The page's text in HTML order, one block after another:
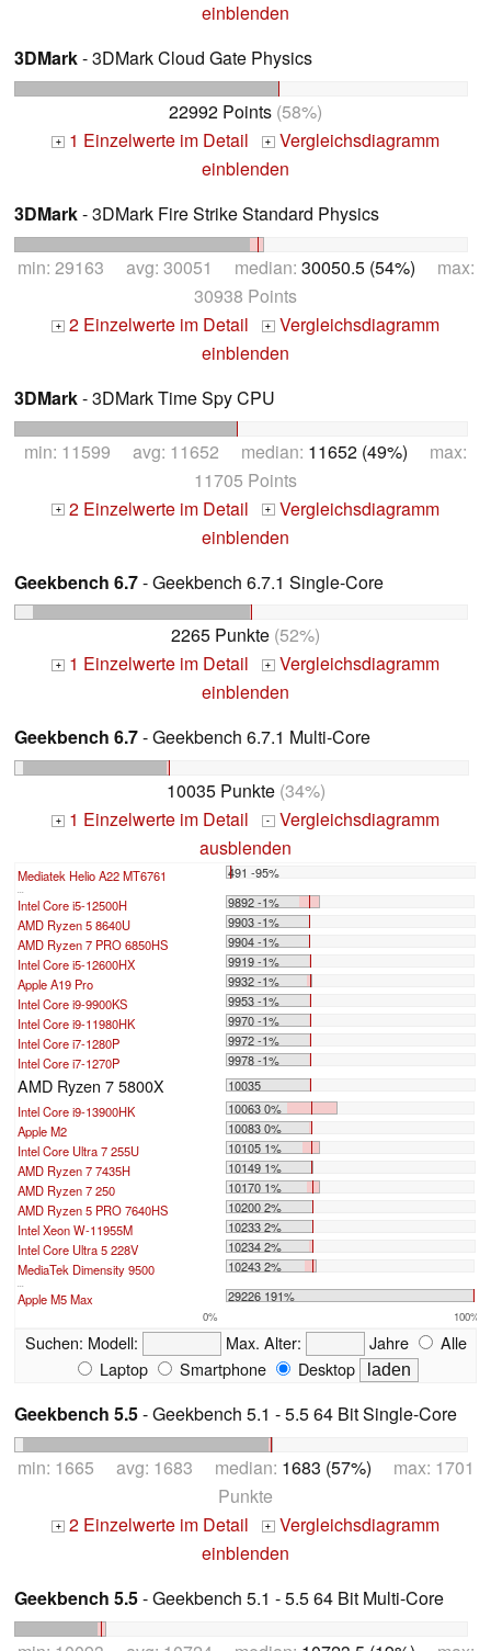
einblenden
3DMark- 3DMark Cloud Gate Physics
22992 Points (58%)
+ 1 Einzelwerte im Detail + Vergleichsdiagramm
einblenden
3DMark- 3DMark Fire Strike Standard Physics
min: 29163 avg: 30051 median: 30050.5 (54%) max:
30938 Points
+ 2 Einzelwerte im Detail + Vergleichsdiagramm
einblenden
3DMark- 3DMark Time Spy CPU
min: 11599 avg: 11652 median: 11652 (49%) max:
11705 Points
+ 2 Einzelwerte im Detail + Vergleichsdiagramm
einblenden
Geekbench 6.7- Geekbench 6.7.1 Single-Core
2265 Punkte (52%)
+ 1 Einzelwerte im Detail + Vergleichsdiagramm
einblenden
Geekbench 6.7- Geekbench 6.7.1 Multi-Core
10035 Punkte(34%)
+ 1 Einzelwerte im Detail - Vergleichsdiagramm
ausblenden
Mediatek Helio A22 MT6761 491 -95%
...
Intel Core i5-12500H
9892 -1%
AMD Ryzen 5 8640U
9903 -1%
AMD Ryzen 7 PRO 6850HS
9904 -1%
Intel Core i5-12600HX
9919 -1%
Apple A19 Pro
9932 -1%
Intel Core i9-9900KS
9953 -1%
Intel Core i9-11980HK
9970 -1%
Intel Core i7-1280P
9972 -1%
Intel Core i7-1270P
9978 -1%
AMD Ryzen 7 5800X
10035
Intel Core i9-13900HK
10063 0%
Apple M2
10083 0%
Intel Core Ultra 7 255U
10105 1%
AMD Ryzen 7 7435H
10149 1%
AMD Ryzen 7 250
10170 1%
AMD Ryzen 5 PRO 7640HS
10200 2%
Intel Xeon W-11955M
10233 2%
Intel Core Ultra 5 228V
10234 2%
MediaTek Dimensity 9500
10243 2%
...
Apple M5 Max 29226 191%
0% 100%
Suchen: Modell: Max. Alter: Jahre
Alle
Laptop
Smartphone Desktop
Geekbench 5.5- Geekbench 5.1 - 5.5 64 Bit Single-Core
min: 1665 avg: 1683 median: 1683 (57%) max: 1701
Punkte
+ 2 Einzelwerte im Detail + Vergleichsdiagramm
einblenden
Geekbench 5.5- Geekbench 5.1 - 5.5 64 Bit Multi-Core